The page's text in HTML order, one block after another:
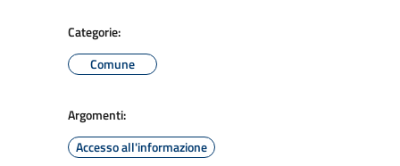
Categorie:
Comune
Argomenti:
Accesso all'informazione